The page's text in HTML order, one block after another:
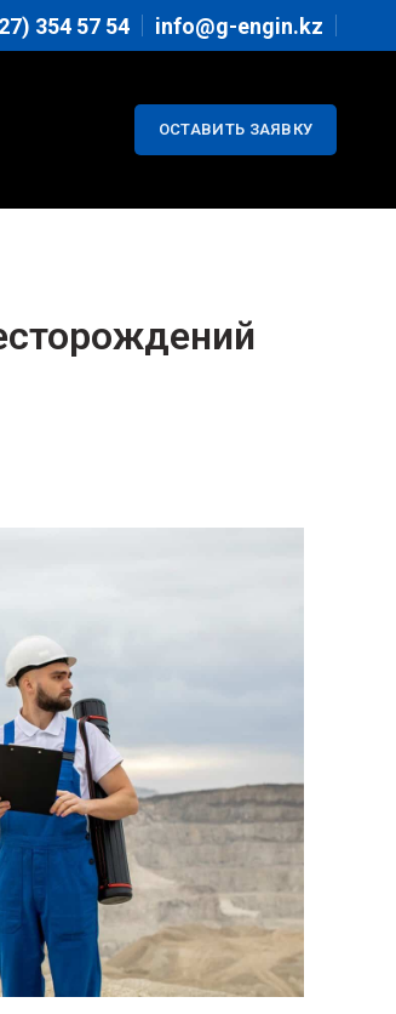
354 57 54 info@g-engin.kz
ОСТАВИТЬ ЗАЯВКУ